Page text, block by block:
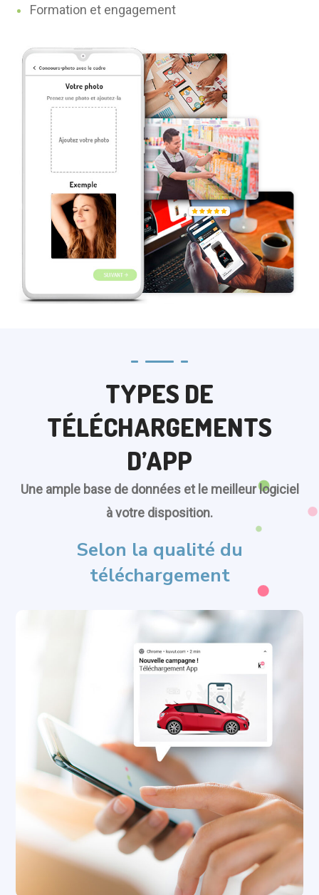
Formation et engagement
TYPES DE
TÉLÉCHARGEMENTS
D’APP
Une ample base de données et le meilleur logiciel
à votre disposition.
Selon la qualité du
téléchargement